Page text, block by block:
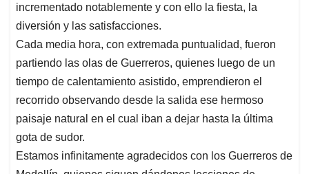
incrementado notablemente y con ello la fiesta, la
diversión y las satisfacciones.
Cada media hora, con extremada puntualidad, fueron
partiendo las olas de Guerreros, quienes luego de un
tiempo de calentamiento asistido, emprendieron el
recorrido observando desde la salida ese hermoso
paisaje natural en el cual iban a dejar hasta la última
gota de sudor.
Estamos infinitamente agradecidos con los Guerreros de